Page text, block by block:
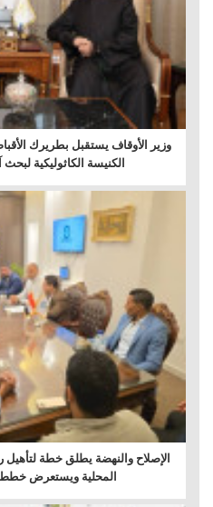
وزير الأوقاف يستقبل بطريرك
الكنيسة الكاثوليكية
الإصلاح والنهضة يطلق خطة
المحلية ويستعرض خطط